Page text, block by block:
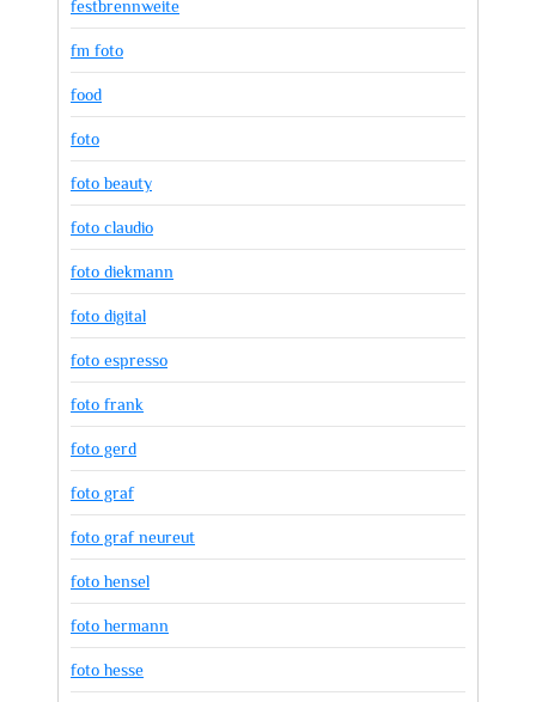
festbrennweite
fm foto
food
foto
foto beauty
foto claudio
foto diekmann
foto digital
foto espresso
foto frank
foto gerd
foto graf
foto graf neureut
foto hensel
foto hermann
foto hesse